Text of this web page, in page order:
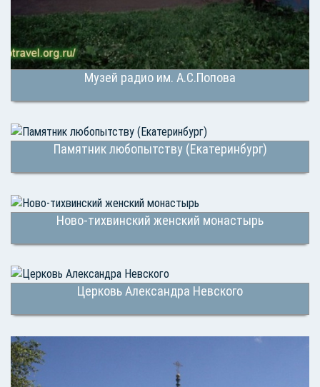
Музей радио им. А.С.Попова
Памятник любопытству (Екатеринбург)
Ново-тихвинский женский монастырь
Церковь Александра Невского